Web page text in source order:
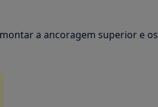
a ancoragem superior e os